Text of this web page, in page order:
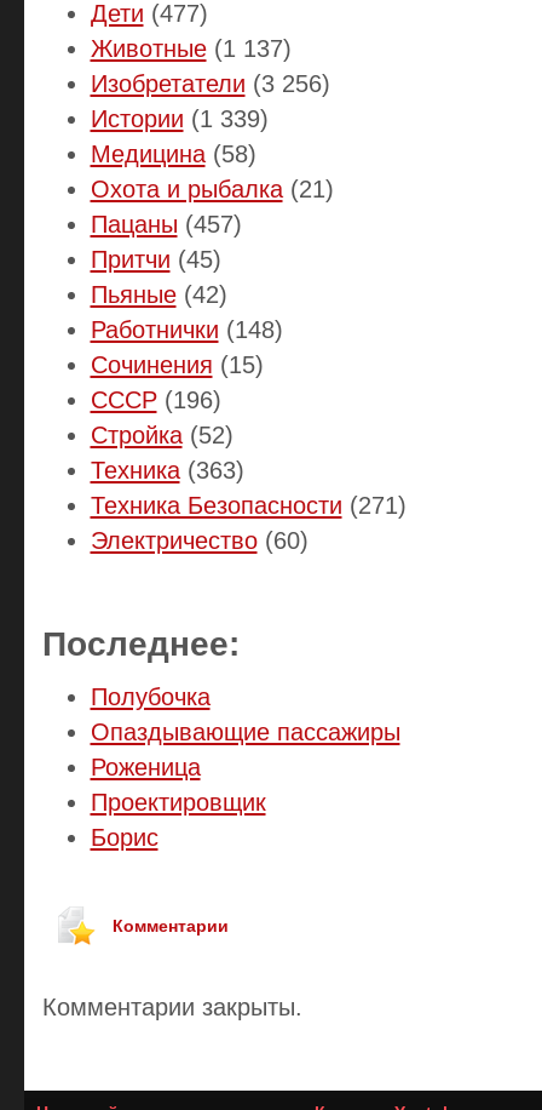
Дети (477)
Животные(1 137)
Изобретатели (3 256)
Истории (1 339)
Медицина(58)
Охота и рыбалка(21)
Пацаны (457)
Притчи (45)
Пьяные(42)
Работнички (148)
Сочинения (15)
СССР(196)
Стройка(52)
Техника(363)
Техника Безопасности (271)
Электричество(60)
Последнее:
Полубочка
Опаздывающие пассажиры
Роженица
Проектировщик
Борис
Комментарии
Комментарии закрыты.